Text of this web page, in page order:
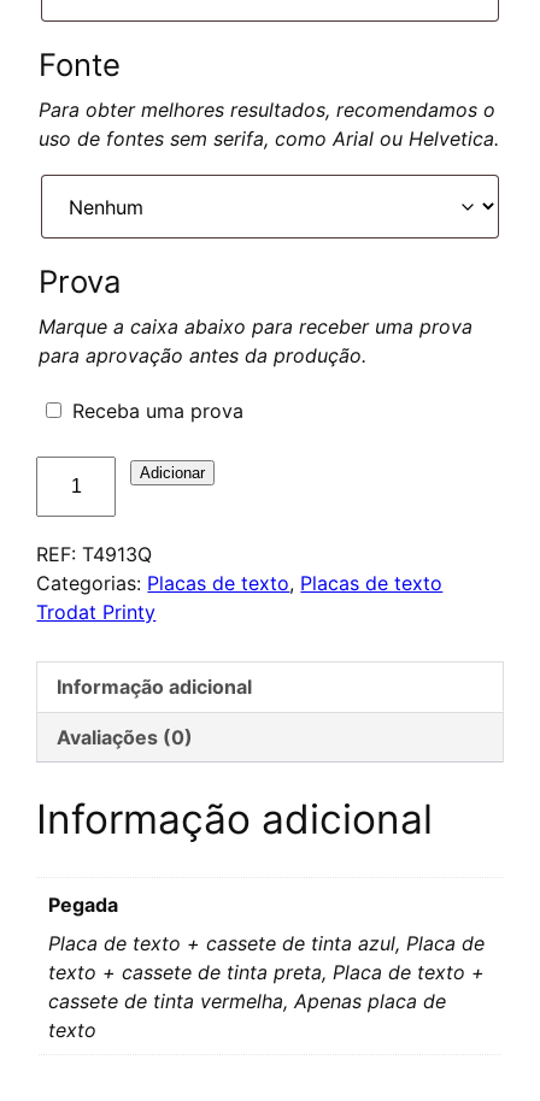
Fonte
Para obter melhores resultados, recomendamos o
uso de fontes sem serifa, como Arial ou Helvetica.
Prova
Marque a caixa abaixo para receber uma prova
para aprovação antes da produção.
Receba uma prova
Quantidade
de
texte
pour
4913
Adicionar
REF:T4913Q
Categorias: Placas de texto, Placas de texto
Trodat Printy
Informação adicional
Avaliações (0)
Informação adicional
Pegada
Placa de texto + cassete de tinta azul, Placa de
texto + cassete de tinta preta, Placa de texto +
cassete de tinta vermelha, Apenas placa de
texto